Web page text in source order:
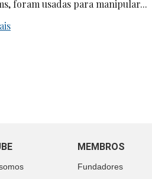
foram usadas para manipular...
MEMBROS
Fundadores